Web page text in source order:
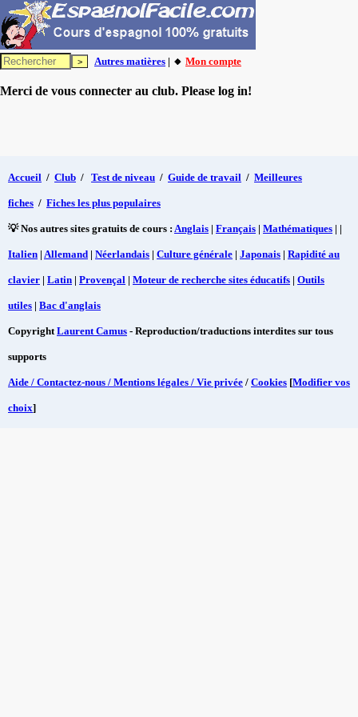
Autres matières | 🔸 Mon compte
Merci de vous connecter au club. Please log in!
Accueil / Club / Test de niveau / Guide de travail / Meilleures
fiches / Fiches les plus populaires
💡 Nos autres sites gratuits de cours : Anglais | Français | Mathématiques | |
Italien | Allemand | Néerlandais | Culture générale | Japonais | Rapidité au
clavier | Latin | Provençal | Moteur de recherche sites éducatifs | Outils
utiles | Bac d'anglais
CopyrightLaurent Camus - Reproduction/traductions interdites sur tous
supports
Aide / Contactez-nous / Mentions légales / Vie privée / Cookies [Modifier vos
choix]